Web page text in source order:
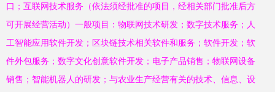
口；互联网技术服务（依法须经批准的项目，经相关部门批准后方
可开展经营活动）一般项目：物联网技术研发；数字技术服务；人
工智能应用软件开发；区块链技术相关软件和服务；软件开发；软
件外包服务；数字文化创意软件开发；电子产品销售；物联网设备
销售；智能机器人的研发；与农业生产经营有关的技术、信息、设